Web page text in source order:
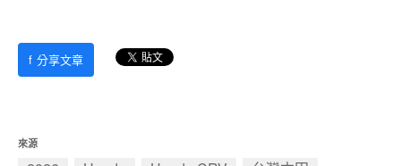
f 分享文章
來源